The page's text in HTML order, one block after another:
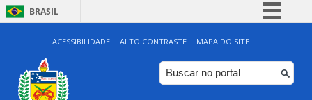
BRASIL
Simplifique!
Comunica BR
Participe
ACESSIBILIDADE ALTO CONTRASTE MAPA DO SITE